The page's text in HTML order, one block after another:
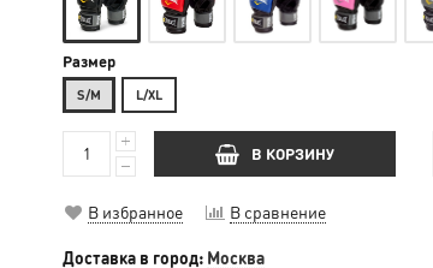
Размер
S/M L/XL
В КОРЗИНУ
В избранное В сравнение
Доставка в город: Москва